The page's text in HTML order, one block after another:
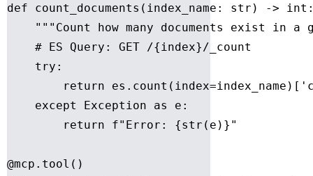
def count_documents(index_name: str) ->
"""Count how many documents exist in a
    # ES Query: GET /{index}/_count
    try:
return
    except Exception as e:
        return f"Error: {str(e)}"
@mcp.tool()